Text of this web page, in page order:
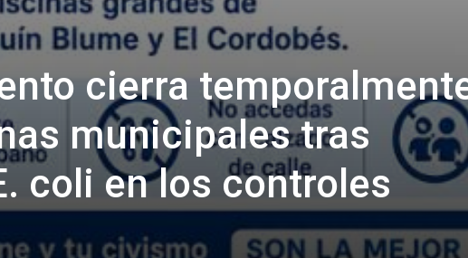
cierra
municipales tras
coli en los controles